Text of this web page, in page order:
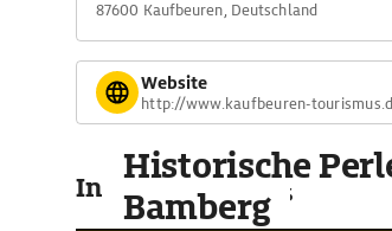
87600 Kaufbeuren, Deutschland
Website
http://www.kaufbeuren-
In der Umgebung
Historische
Bamberg